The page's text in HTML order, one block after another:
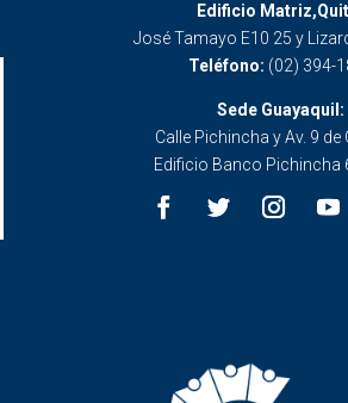
Edificio
José Tamayo E10 25 y
Teléfono: (02) 394-
Sede Guayaquil:
Calle Pichincha y Av. 9 de
Edificio Banco Pichincha